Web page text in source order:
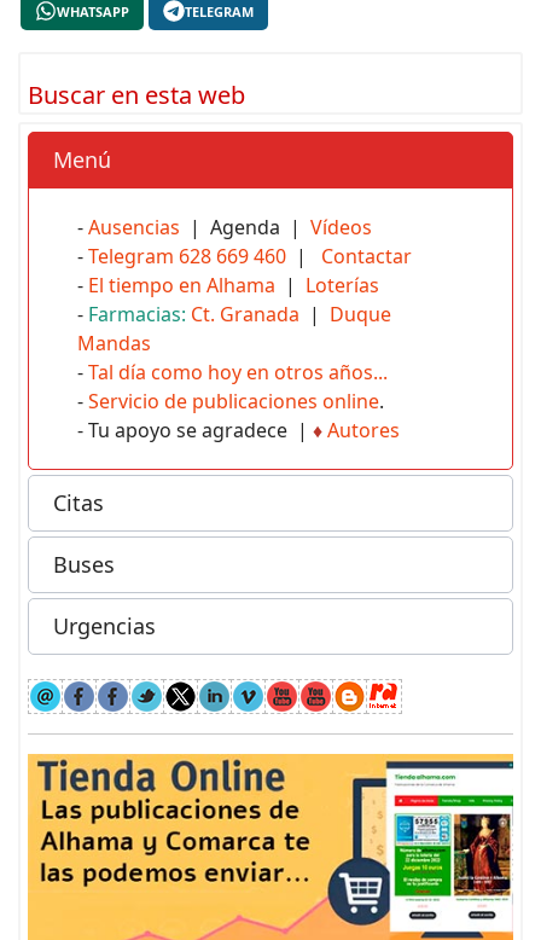
WHATSAPP TELEGRAM
Buscar en esta web
Menú
-Ausencias | Agenda | Vídeos
-Telegram 628 669 460 | Contactar
- El tiempo en Alhama | Loterías
- Farmacias: Ct. Granada | Duque
Mandas
-Tal día como hoy en otros años...
-Servicio de publicaciones online.
- Tu apoyo se agradece | ♦Autores
Citas
Buses
Urgencias